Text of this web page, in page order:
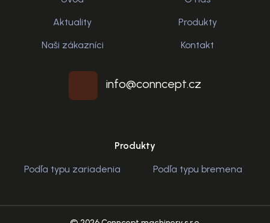
Aktuality
Produkty
Naši zákazníci
Kontakt
info@conncept.cz
Produkty
Podľa typu zariadenia Podľa typu bremena